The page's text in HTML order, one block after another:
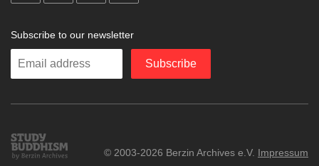
Subscribe to our newsletter
Enter
Subscribe
Study
Buddhism
© 2003-2026 Berzin Archives e.V. Impressum